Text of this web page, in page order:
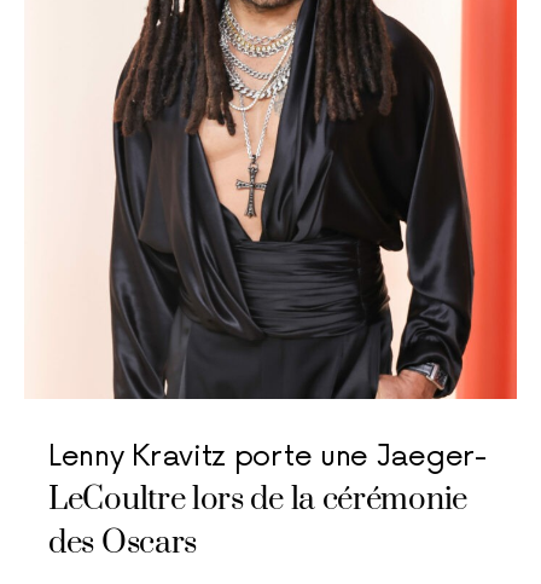
Lenny Kravitz porte une Jaeger-
LeCoultre lors de la cérémonie
des Oscars